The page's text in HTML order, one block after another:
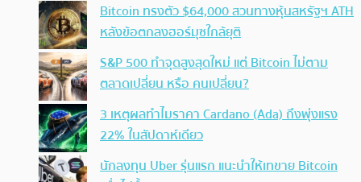
Bitcoin ทรงตัว $64,000 สวนทางหุ้นสหรัฐฯ ATH
หลังข้อตกลงฮอร์มุซใกล้ยุติ
S&P 500 ทำจุดสูงสุดใหม่ แต่ Bitcoin ไม่ตาม
ตลาดเปลี่ยน หรือ คนเปลี่ยน?
3 เหตุผลทำไมราคา Cardano (Ada) ถึงพุ่งแรง
22% ในสัปดาห์เดียว
นักลงทุน Uber รุ่นแรก แนะนำให้เทขาย Bitcoin